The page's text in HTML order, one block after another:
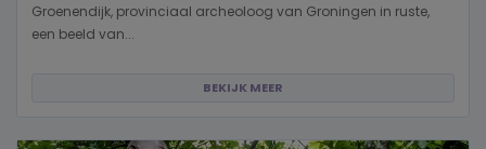
Groenendijk, provinciaal archeoloog van Groningen in ruste,
een beeld van...
BEKIJK MEER